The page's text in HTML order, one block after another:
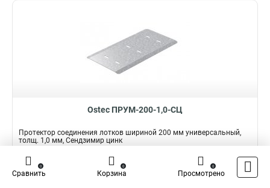
Ostec ПРУМ-200-1,0-СЦ
Протектор соединения лотков шириной 200 мм универсальный,
толщ. 1,0 мм, Сендзимир цинк
Подробнее Сравнить
Наличие:
Сравнить
0
Корзина
0
Просмотрено
0